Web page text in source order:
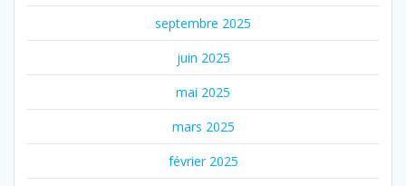
septembre 2025
juin 2025
mai 2025
mars 2025
février 2025